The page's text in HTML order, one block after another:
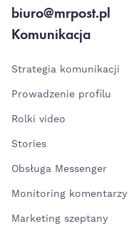
biuro@mrpost.pl
Komunikacja
Strategia komunikacji
Prowadzenie profilu
Rolki video
Stories
Obsługa Messenger
Monitoring komentarzy
Marketing szeptany